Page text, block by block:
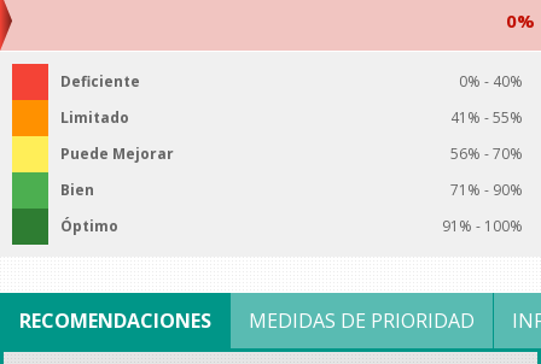
0%
Deficiente
0% - 40%
Limitado
41% - 55%
Puede Mejorar
56% - 70%
Bien
71% - 90%
Óptimo
91% - 100%
RECOMENDACIONES MEDIDAS DE PRIORIDAD